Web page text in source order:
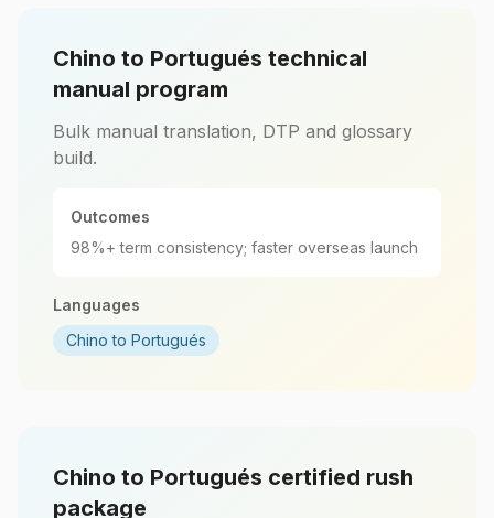
Chino to Portugués technical
manual program
Bulk manual translation, DTP and glossary
build.
Outcomes
98%+ term consistency; faster overseas launch
Languages
Chino to Portugués
Chino to Portugués certified rush
package